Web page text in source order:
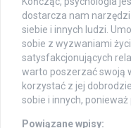
dostarcza nam
siebie i innych ludzi.
sobie z wyzwaniami
satysfakcjonujących
warto poszerzać swoją
korzystać z jej
sobie i innych,
Powiązane wpisy: